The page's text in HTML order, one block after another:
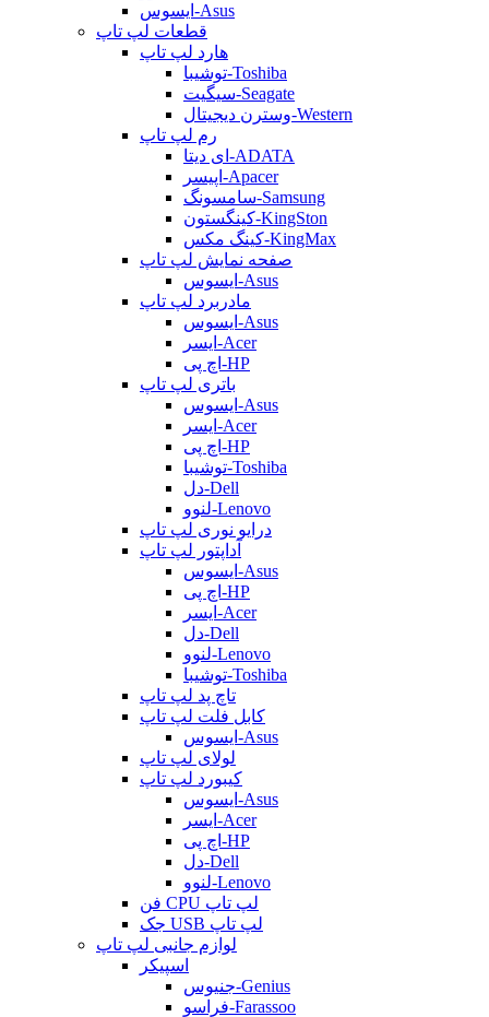
ایسوس-Asus
قطعات لپ تاپ
هارد لپ تاپ
توشیبا-Toshiba
سیگیت-Seagate
وسترن دیجیتال-Western
رم لپ تاپ
ای دیتا-ADATA
اپیسر-Apacer
سامسونگ-Samsung
کینگستون-KingSton
کینگ مکس-KingMax
صفحه نمایش لپ تاپ
ایسوس-Asus
مادربرد لپ تاپ
ایسوس-Asus
ایسر-Acer
اچ پی-HP
باتری لپ تاپ
ایسوس-Asus
ایسر-Acer
اچ پی-HP
توشیبا-Toshiba
دل-Dell
لنوو-Lenovo
درایو نوری لپ تاپ
آداپتور لپ تاپ
ایسوس-Asus
اچ پی-HP
ایسر-Acer
دل-Dell
لنوو-Lenovo
توشیبا-Toshiba
تاچ پد لپ تاپ
کابل فلت لپ تاپ
ایسوس-Asus
لولای لپ تاپ
کیبورد لپ تاپ
ایسوس-Asus
ایسر-Acer
اچ پی-HP
دل-Dell
لنوو-Lenovo
فن CPU لپ تاپ
جک USB لپ تاپ
لوازم جانبی لپ تاپ
اسپیکر
جنیوس-Genius
فراسو-Farassoo